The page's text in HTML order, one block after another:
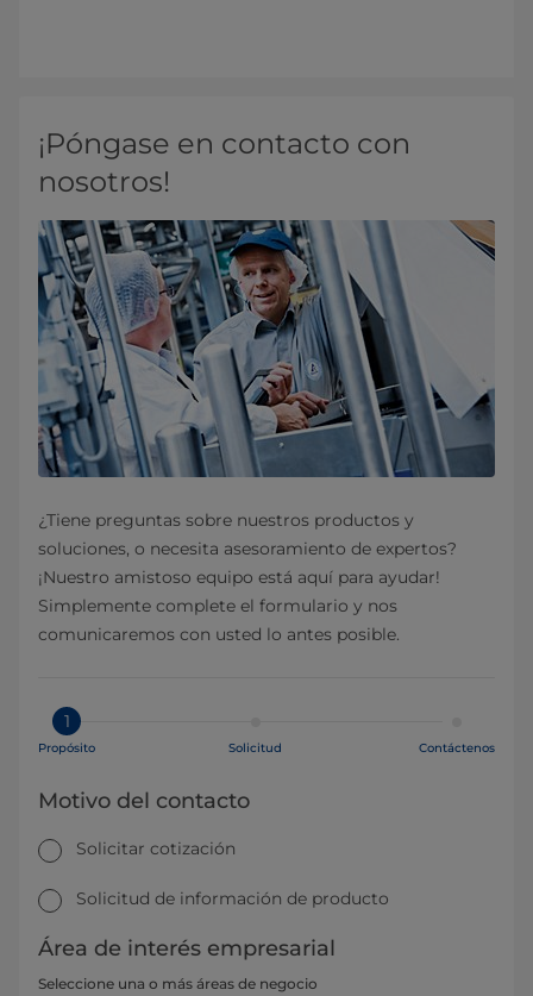
¡Póngase en contacto con
nosotros!
¿Tiene preguntas sobre nuestros productos y
soluciones, o necesita asesoramiento de expertos?
¡Nuestro amistoso equipo está aquí para ayudar!
Simplemente complete el formulario y nos
comunicaremos con usted lo antes posible.
1
Propósito Solicitud Contáctenos
Motivo del contacto
Solicitar cotización
Solicitud de información de producto
Área de interés empresarial
Seleccione una o más áreas de negocio